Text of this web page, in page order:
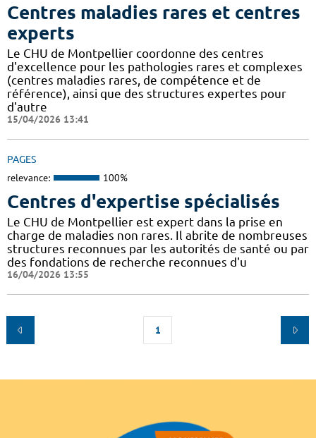
Centres maladies rares et centres
experts
Le CHU de Montpellier coordonne des centres
d'excellence pour les pathologies rares et complexes
(centres maladies rares, de compétence et de
référence), ainsi que des structures expertes pour
d'autre
15/04/2026 13:41
PAGES
relevance: 100%
Centres d'expertise spécialisés
Le CHU de Montpellier est expert dans la prise en
charge de maladies non rares. Il abrite de nombreuses
structures reconnues par les autorités de santé ou par
des fondations de recherche reconnues d'u
16/04/2026 13:55
1